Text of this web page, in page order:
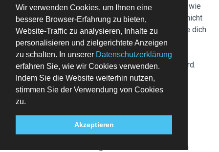
Wir verwenden Cookies, um Ihnen eine
bessere Browser-Erfahrung zu bieten,
Website-Traffic zu analysieren, Inhalte zu
personalisieren und zielgerichtete Anzeigen
zu schalten. In unserer Datenschutzerklärung
erfahren Sie, wie wir Cookies verwenden.
Indem Sie die Website weiterhin nutzen,
stimmen Sie der Verwendung von Cookies
zu.
Akzeptieren
Diese Unterkunft verfügt über Außenbereiche wie
Balkone oder Terrassen, die möglicherweise nicht
für Kinder geeignet sind. Bei Bedenken wende dich
am besten vor deiner Ankunft direkt an die
Unterkunft, um sicherzustellen, dass dir ein
passendes Zimmer zur Verfügung gestellt wird.
Bitte beachte, dass kulturelle Normen und
Gastrichtlinien je nach Land und Unterkunft
Verfügung gestellt.
Kindern unter 13 Jahren ist der Zugang zur
Premium Club Lounge bis 17:30 Uhr und nur in